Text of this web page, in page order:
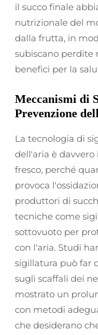
il succo finale
nutrizionale del
dalla frutta, in
subiscano perdite
benefici per la
Meccanismi di
Prevenzione
La tecnologia di
dell'aria è
fresco, perché
provoca
produttori di
tecniche come
sottovuoto per
con l'aria. Studi
sigillatura può far
sugli scaffali dei
mostrato un
con metodi
che desiderano